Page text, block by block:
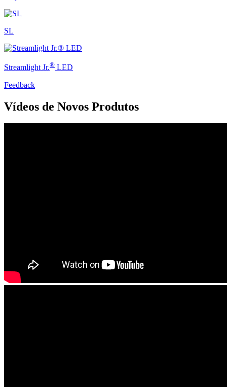
SL
Streamlight Jr.® LED
Feedback
Vídeos de Novos Produtos